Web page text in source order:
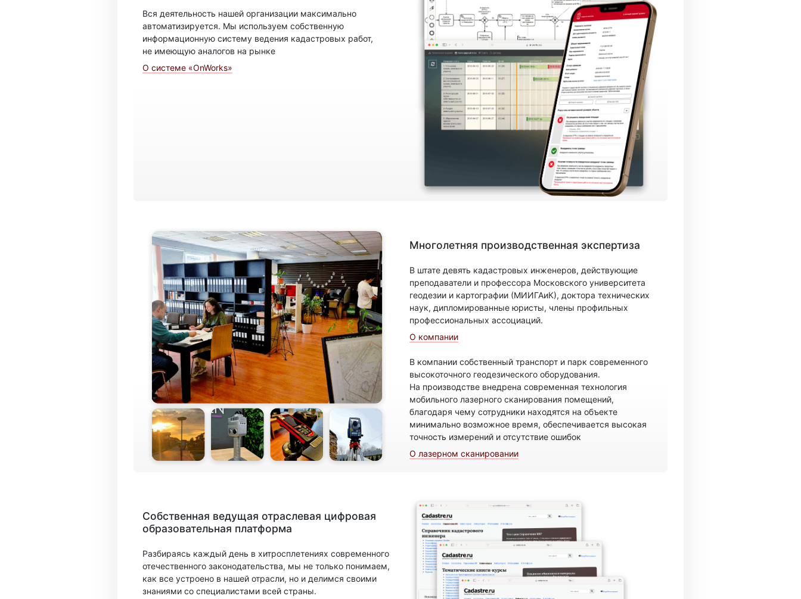
Вся деятельность нашей организации максимально
автоматизируется. Мы используем собственную
информационную систему ведения кадастровых работ,
не имеющую аналогов на рынке
О системе «OnWorks»
Многолетняя производственная экспертиза
В штате девять кадастровых инженеров, действующие
преподаватели и профессора Московского университета
геодезии и картографии (МИИГАиК), доктора технических
наук, дипломированные юристы, члены профильных
профессиональных ассоциаций.
О компании
В компании собственный транспорт и парк современного
высокоточного геодезического оборудования.
На производстве внедрена современная технология
мобильного лазерного сканирования помещений,
благодаря чему сотрудники находятся на объекте
минимально возможное время, обеспечивается высокая
точность измерений и отсутствие ошибок
О лазерном сканировании
Собственная ведущая отраслевая цифровая
образовательная платформа
Разбираясь каждый день в хитросплетениях современного
отечественного законодательства, мы не только понимаем,
как все устроено в нашей отрасли, но и делимся своими
знаниями со специалистами всей страны.